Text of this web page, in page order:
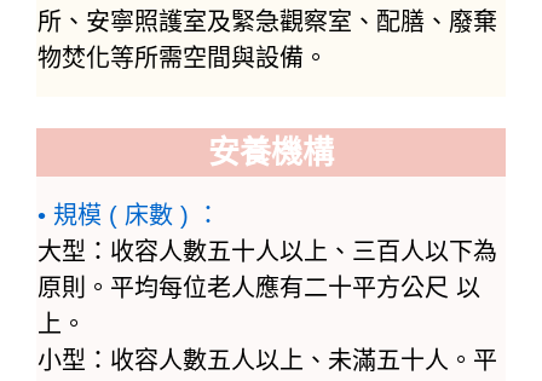
所、安寧照護室及緊急觀察室、配膳、廢棄
物焚化等所需空間與設備。
安養機構
• 規模 ( 床數 ) ：
大型：收容人數五十人以上、三百人以下為
原則。平均每位老人應有二十平方公尺 以
上。
小型：收容人數五人以上、未滿五十人。平